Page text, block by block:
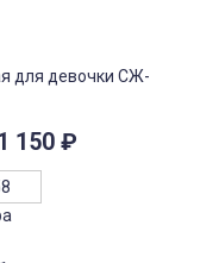
для девочки СЖ-
150 ₽